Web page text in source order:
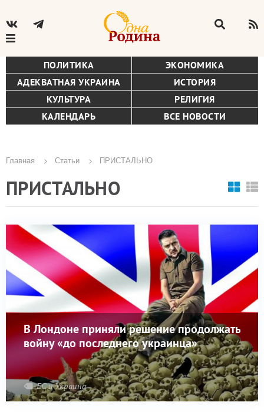
ПОЛИТИКА
ЭКОНОМИКА
АДЕКВАТНАЯ УКРАИНА
ИСТОРИЯ
КУЛЬТУРА
РЕЛИГИЯ
КАЛЕНДАРЬ
ВСЕ НОВОСТИ
Строка
навигации
Главная Статьи ПРИСТАЛЬНО
ПРИСТАЛЬНО
В Лондоне приняли решение продолжать
войну «до последнего украинца»
ЕС и Украина